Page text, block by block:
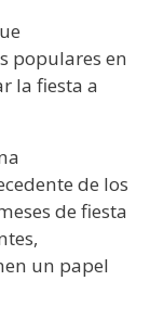
populares en
la fiesta a
de los
de fiesta
un papel